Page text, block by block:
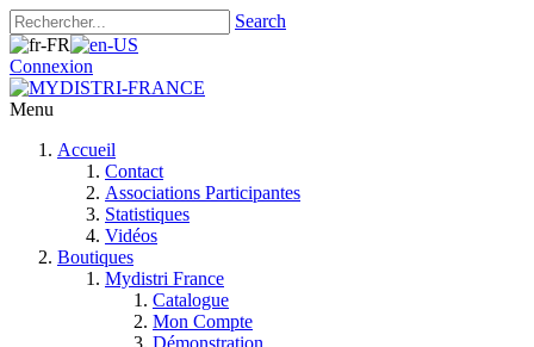
Search
Connexion
Menu
Accueil
Contact
Associations Participantes
Statistiques
Vidéos
Boutiques
Mydistri France
Catalogue
Mon Compte
Démonstration